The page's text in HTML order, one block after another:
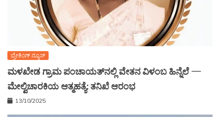
ಬ್ರೇಕಿಂಗ್ ನ್ಯೂಸ್
ಮಳಖೇಡ ಗ್ರಾಮ ಪಂಚಾಯತ್‌ನಲ್ಲಿ ವೇತನ ವಿಳಂಬ ಹಿನ್ನೆಲೆ —
ಮೇಲ್ವಿಚಾರಕಿಯ ಆತ್ಮಹತ್ಯೆ: ತನಿಖೆ ಆರಂಭ
13/10/2025